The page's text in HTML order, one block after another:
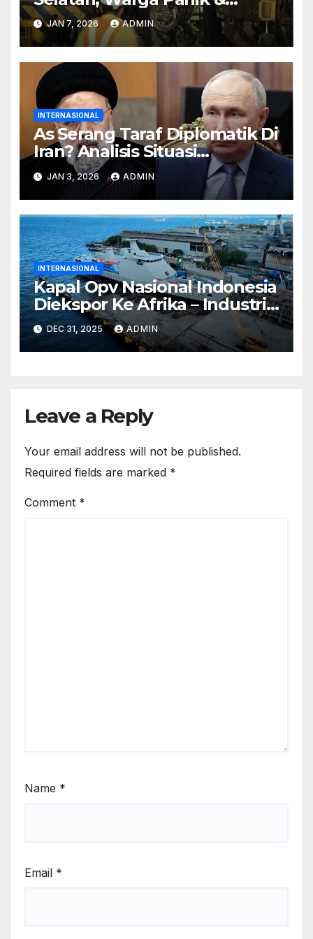
Bangunan Rusak
JAN 7, 2026 ADMIN
INTERNASIONAL
As Serang Taraf Diplomatik Di
Iran? Analisis Situasi
Internasional Terkini
JAN 3, 2026 ADMIN
INTERNASIONAL
Kapal Opv Nasional Indonesia
Diekspor Ke Afrika – Industri
Pertahanan Go Global
DEC 31, 2025 ADMIN
Leave a Reply
Your email address will not be published.
Required fields are marked *
Comment *
Name *
Email *